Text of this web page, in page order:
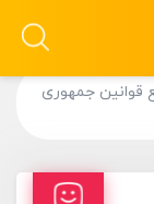
قوانین جمهوری